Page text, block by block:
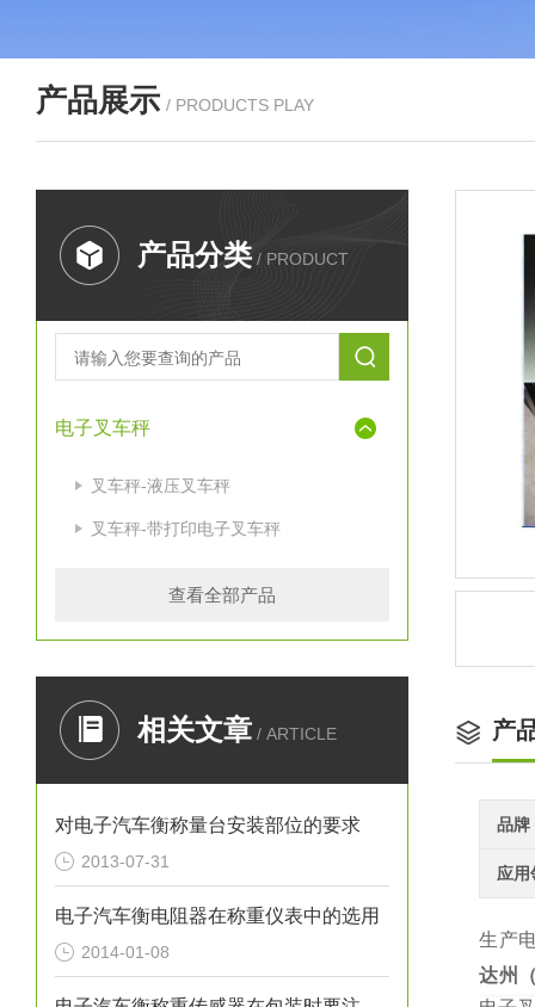
产品展示 / PRODUCTS PLAY
产品分类 / PRODUCT
电子叉车秤
叉车秤-液压叉车秤
叉车秤-带打印电子叉车秤
查看全部产品
相关文章 / ARTICLE
对电子汽车衡称量台安装部位的要求
2013-07-31
电子汽车衡电阻器在称重仪表中的选用
2014-01-08
产
品牌
应用
生产
达州